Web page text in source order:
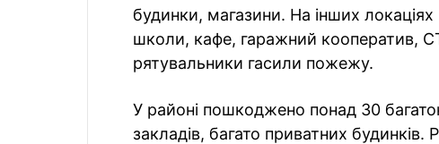
будинки, магазини. На інших
школи, кафе, гаражний кооператив,
рятувальники гасили пожежу.
У районі пошкоджено понад 30
закладів, багато приватних